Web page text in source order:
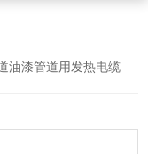
油漆管道用发热电缆